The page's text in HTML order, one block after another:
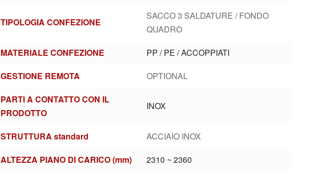
TIPOLOGIA CONFEZIONE
SACCO 3 SALDATURE / FONDO
QUADRO
MATERIALE CONFEZIONE
PP / PE / ACCOPPIATI
GESTIONE REMOTA
OPTIONAL
PARTI A CONTATTO CON IL
PRODOTTO
INOX
STRUTTURA standard
ACCIAIO INOX
ALTEZZA PIANO DI CARICO (mm)
2310 ~ 2360